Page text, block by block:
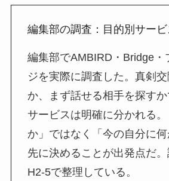
編集部の調査：目的別サービ
編集部でAMBIRD・Bridge・
ジを実際に調査した。真剣
か、まず話せる相手を探す
サービスは明確に分かれる
か」ではなく「今の自分に
先に決めることが出発点だ
H2-5で整理している。